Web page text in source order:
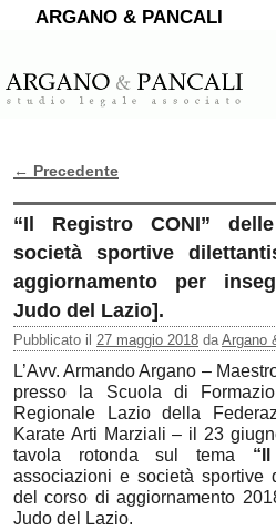
ARGANO & PANCALI
Navigazione Articoli
← Precedente
“Il Registro CONI”
società sportive
aggiornamento per
Judo del Lazio].
Pubblicato il 27 maggio 2018 daArgano
L’Avv. Armando Argano –
presso la Scuola di
Regionale Lazio della
Karate Arti Marziali – il 23
tavola rotonda sul tema
associazioni e società sportive
del corso di aggiornamento
Judo del Lazio.